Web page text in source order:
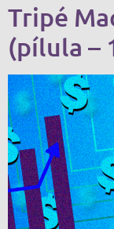
Tripé
(pílula –